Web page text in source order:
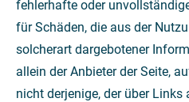
fehlerhafte oder
für Schäden, die aus der
solcherart dargebotener
allein der Anbieter der Seite,
nicht derjenige, der über Links